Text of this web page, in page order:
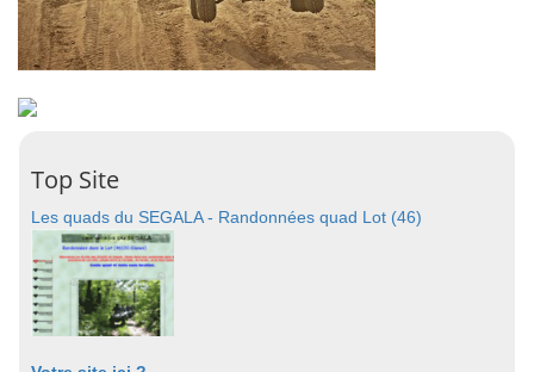
Top Site
Les quads du SEGALA - Randonnées quad Lot (46)